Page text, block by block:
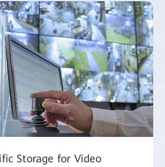
Storage for Video